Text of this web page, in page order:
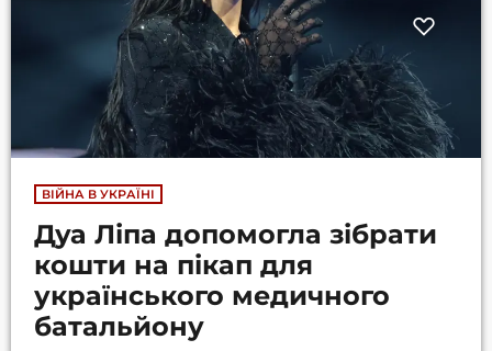
ВІЙНА В УКРАЇНІ
Дуа Ліпа допомогла зібрати
кошти на пікап для
українського медичного
батальйону